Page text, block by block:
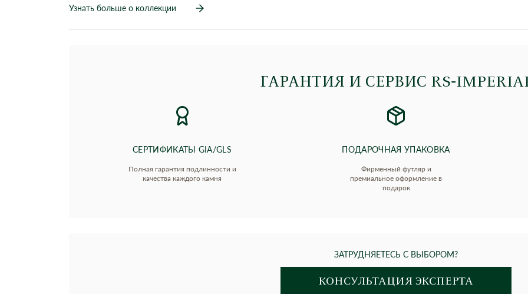
Узнать больше о коллекции
ГАРАНТИЯ И СЕРВИС
СЕРТИФИКАТЫ GIA/GLS
Полная гарантия подлинности и
качества каждого камня
ПОДАРОЧНАЯ УПАКОВКА
Фирменный футляр и
премиальное оформление в
подарок
ЗАТРУДНЯЕТЕСЬ С ВЫБОРОМ?
КОНСУЛЬТАЦИЯ ЭКСПЕРТА